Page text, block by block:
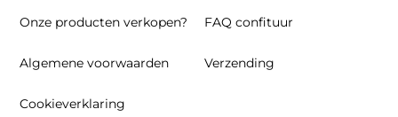
Onze producten verkopen?
Algemene voorwaarden
Cookieverklaring
FAQ confituur
Verzending